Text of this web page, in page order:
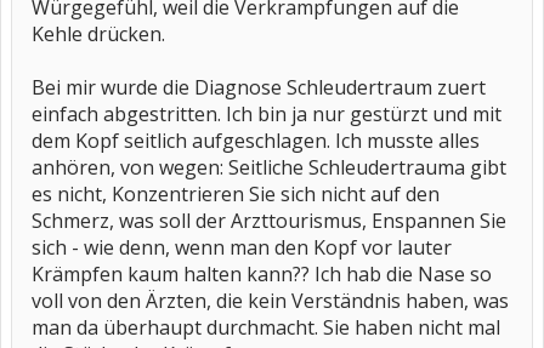
Würgegefühl, weil die Verkrampfungen auf die
Kehle drücken.
Bei mir wurde die Diagnose Schleudertraum zuert
einfach abgestritten. Ich bin ja nur gestürzt und mit
dem Kopf seitlich aufgeschlagen. Ich musste alles
anhören, von wegen: Seitliche Schleudertrauma gibt
es nicht, Konzentrieren Sie sich nicht auf den
Schmerz, was soll der Arzttourismus, Enspannen Sie
sich - wie denn, wenn man den Kopf vor lauter
Krämpfen kaum halten kann?? Ich hab die Nase so
voll von den Ärzten, die kein Verständnis haben, was
man da überhaupt durchmacht. Sie haben nicht mal